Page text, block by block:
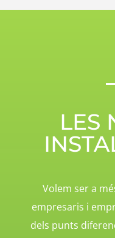
LES
Volem ser a
empresaris i
dels punts